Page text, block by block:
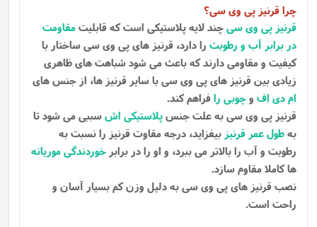
چرا قرنیز پی وی سی؟
قرنیز پی وی سیچند لایه پلاستیکی است که قابلیتمقاومت
در برابر آب و رطوبت را دارد، قرنیز های پی وی سی ساختار با
کیفیت و مقاومی دارند که باعث می شود شباهت های ظاهری
زیادی بین قرنیز های پی وی سی با سایر قرنیز ها، از جنس های
ام دی اف وچوبی را فراهم کند.
قرنیز پی وی سی به علت جنسپلاستیکی اشسببی می شود تا
بهطول عمر قرنیز بیفزاید، درجه مقاوت قرنیز را نسبت به
رطوبت و آب را بالاتر می ببرد، و او را در برابر خوردندگی موریانه
ها کاملا مقاوم سازد.
نصب قرنیز های پی وی سی به دلیل وزن کم بسیار آسان و
راحت است.